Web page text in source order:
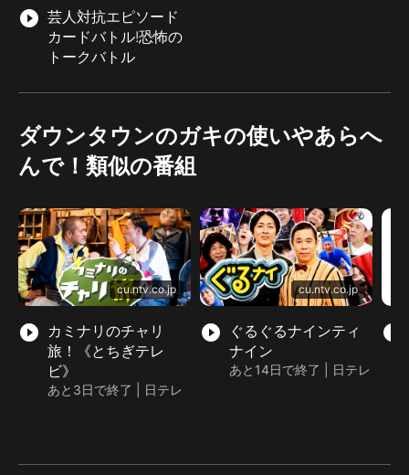
play_circle_filled 芸人対抗エピソード
カードバトル!恐怖の
トークバトル
ダウンタウンのガキの使いやあらへ
んで！類似の番組
cu.ntv.co.jp
play_circle_filled カミナリのチャリ
旅！《とちぎテレ
ビ》
あと3日で終了 | 日テレ
cu.ntv.co.jp
play_circle_filled
ぐるぐるナインティ
ナイン
あと14日で終了 | 日テレ
play_circle_filled